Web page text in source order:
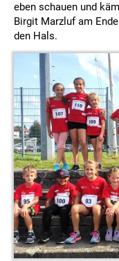
eben schauen und
Birgit Marzluf am
den Hals.